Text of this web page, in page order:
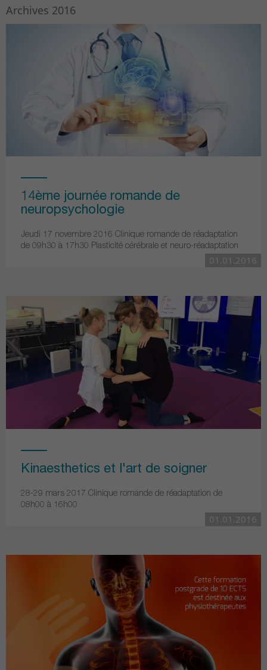
Archives 2016
14ème journée romande de
neuropsychologie
Jeudi 17 novembre 2016 Clinique romande de réadaptation
de 09h30 à 17h30 Plasticité cérébrale et neuro-réadaptation
01.01.2016
Kinaesthetics et l'art de soigner
28-29 mars 2017 Clinique romande de réadaptation de
08h00 à 16h00
01.01.2016